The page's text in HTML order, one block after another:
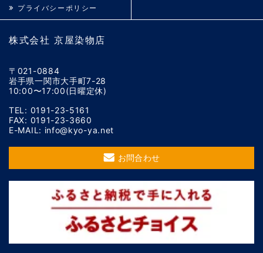
株式会社 京屋染物店
〒021-0884
岩手県一関市大手町7-28
10:00〜17:00(日曜定休)
TEL: 0191-23-5161
FAX: 0191-23-3660
E-MAIL: info@kyo-ya.net
お問合わせ
プライバシーポリシー